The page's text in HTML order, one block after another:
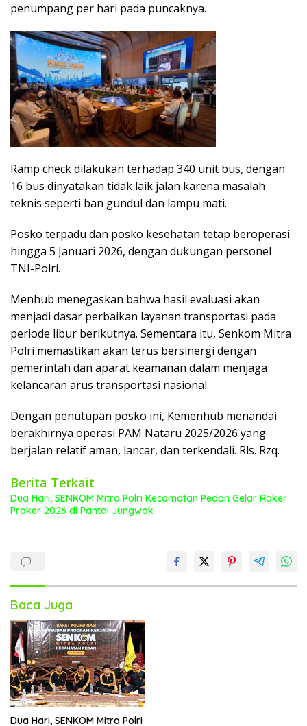
penumpang per hari pada puncaknya.
Ramp check dilakukan terhadap 340 unit bus, dengan
16 bus dinyatakan tidak laik jalan karena masalah
teknis seperti ban gundul dan lampu mati.
Posko terpadu dan posko kesehatan tetap beroperasi
hingga 5 Januari 2026, dengan dukungan personel
TNI-Polri.
Menhub menegaskan bahwa hasil evaluasi akan
menjadi dasar perbaikan layanan transportasi pada
periode libur berikutnya. Sementara itu, Senkom Mitra
Polri memastikan akan terus bersinergi dengan
pemerintah dan aparat keamanan dalam menjaga
kelancaran arus transportasi nasional.
Dengan penutupan posko ini, Kemenhub menandai
berakhirnya operasi PAM Nataru 2025/2026 yang
berjalan relatif aman, lancar, dan terkendali. Rls. Rzq.
Berita Terkait
Dua Hari, SENKOM Mitra Polri Kecamatan Pedan Gelar Raker
Proker 2026 di Pantai Jungwok
Baca Juga
Dua Hari, SENKOM Mitra Polri